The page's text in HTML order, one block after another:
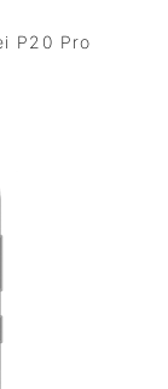
P20 Pro
era: €79.00.
atual é: